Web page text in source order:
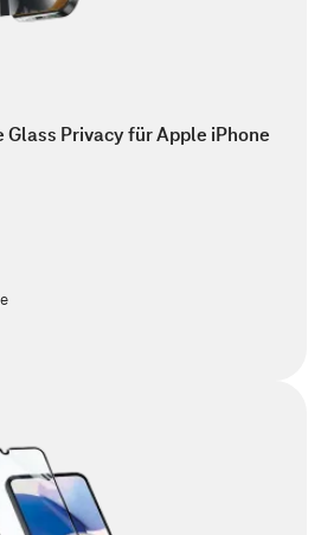
Privacy für Apple iPhone